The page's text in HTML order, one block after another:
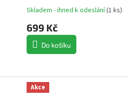
Black
Průměrné
produktu
je
5,0
hvězdiček.
Skladem - ihned k odeslání(1 ks)
699 Kč
Do košíku
Akce